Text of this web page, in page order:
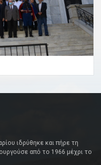
ιδρύθηκε και πήρε τη
από το 1966 μέχρι το